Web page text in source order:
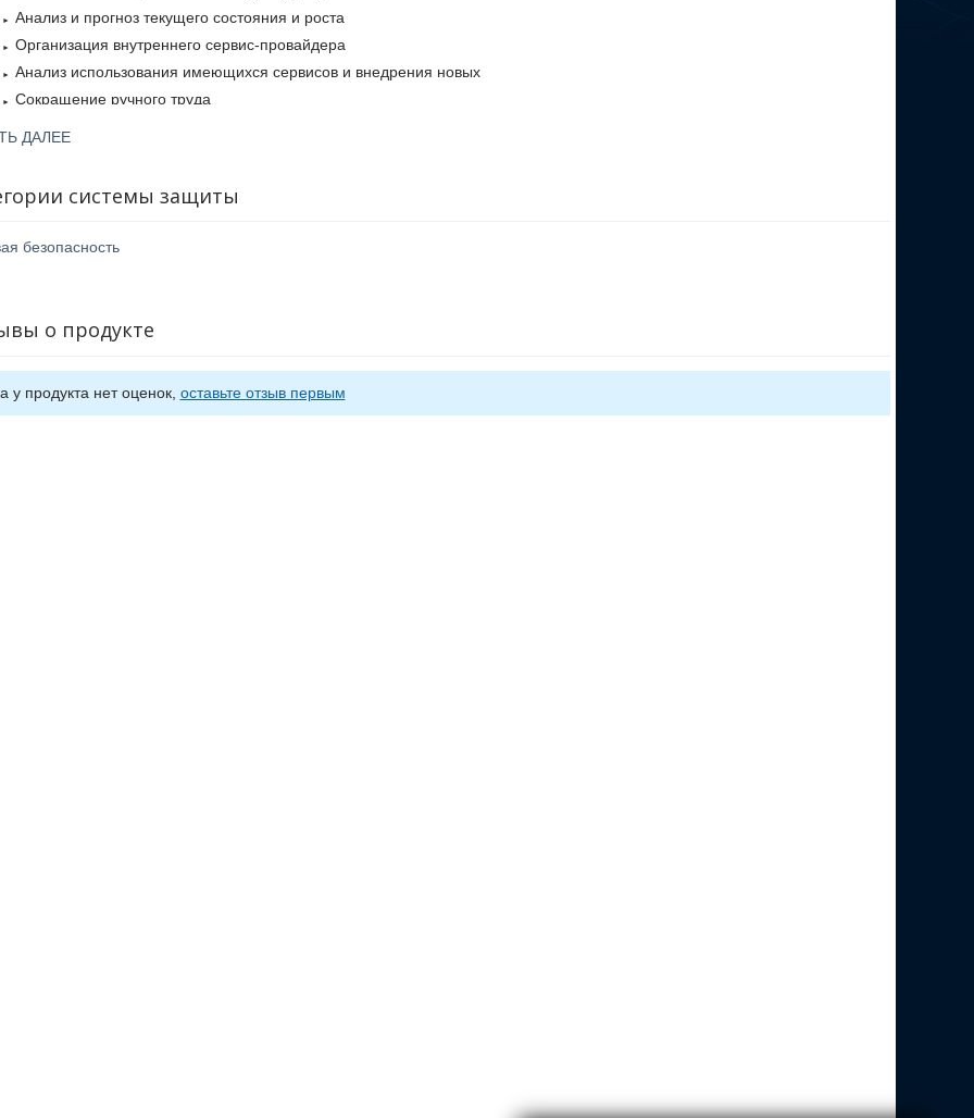
Анализ и прогноз текущего состояния и роста
Организация внутреннего сервис-провайдера
Анализ использования имеющихся сервисов и внедрения новых
Сокращение ручного труда
ДАЛЕЕ
системы защиты
безопасность
о продукте
у продукта нет оценок, оставьте отзыв первым